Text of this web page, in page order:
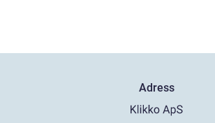
Adress